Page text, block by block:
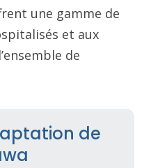
une gamme de
et aux
de
de